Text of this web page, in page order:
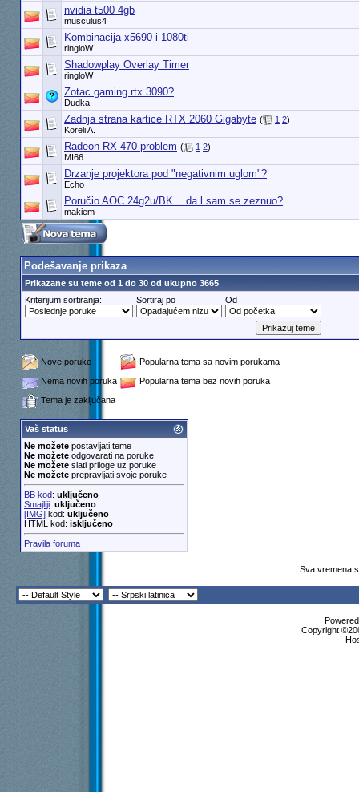
nvidia t500 4gb
musculus4
Kombinacija x5690 i 1080ti
ringloW
Shadowplay Overlay Timer
ringloW
Zotac gaming rtx 3090?
Dudka
Zadnja strana kartice RTX 2060 Gigabyte ( 1 2)
Koreli A.
Radeon RX 470 problem ( 1 2)
MI66
Drzanje projektora pod "negativnim uglom"?
Echo
Poručio AOC 24g2u/BK... da l sam se zeznuo?
makiem
Podešavanje prikaza
Prikazane su teme od 1 do 30 od ukupno 3665
Kriterijum sortiranja:
Sortiraj po Od
Nove poruke
Popularna tema sa novim porukama
Nema novih poruka
Popularna tema bez novih poruka
Tema je zaključana
Vaš status
Ne možetepostavljati teme
Ne možeteodgovarati na poruke
Ne možeteslati priloge uz poruke
Ne možeteprepravljati svoje poruke
BB kod: uključeno
Smajliji: uključeno
[IMG]kod: uključeno
HTML kod: isključeno
Pravila foruma
Sva vremena
Copyright